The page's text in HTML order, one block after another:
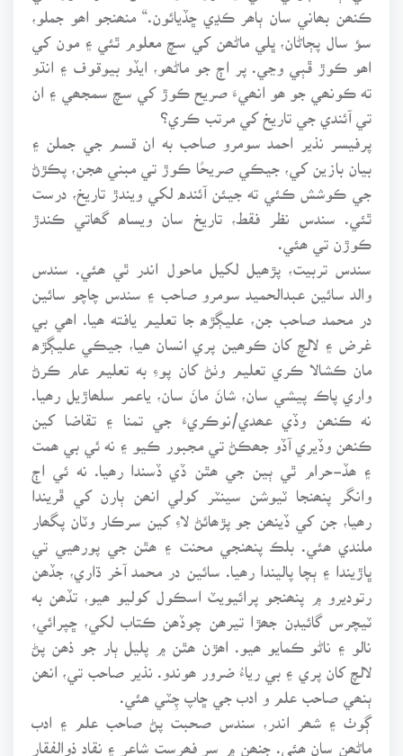
ڪنھن بھاني سان ٻاھر ڪڍي ڇڏيائون.“ منھنجو اھو جملو،
سؤ سال پڄاڻان، ڀلي ماڻھن کي سچ معلوم ٿئي ۽ مون کي
اھو ڪوڙ ڦٻي وڃي. پر اڄ جو ماڻھو، ايڏو بيوقوف ۽ انڌو
ته ڪونھي جو ھو انھيءَ صريح ڪوڙ کي سچ سمجھي ۽ ان
تي آئندي جي تاريخ کي مرتب ڪري؟
پرفيسر نذير احمد سومرو صاحب به ان قسم جي جملن ۽
بيان بازين کي، جيڪي صريحًا ڪوڙ تي مبني ھجن، پڪڙڻ
جي ڪوشش ڪئي ته جيئن آئنده لکي ويندڙ تاريخ، درست
ٿئي. سندس نظر فقط، تاريخ سان ويساھ گھاتي ڪندڙ
سندس تربيت، پڙھيل لکيل ماحول اندر ٿي ھئي. سندس
والد سائين عبدالحميد سومرو صاحب ۽ سندس چاچو سائين
در محمد صاحب جن، عليڳڙھ جا تعليم يافته ھيا. اھي بي
غرض ۽ لالچ کان ڪوھين پري انسان ھيا، جيڪي عليڳڙھ
مان ڪشالا ڪري تعليم وٺڻ کان پوءِ به تعليم عام ڪرڻ
واري پاڪ پيشي سان، شانَ مانَ سان، ياعمر سلھاڙيل رھيا.
نه ڪنھن وڏي عھدي/نوڪريءَ جي تمنا ۽ تقاضا کين
ڪنھن وڏيري آڏو جھڪڻ تي مجبور ڪيو ۽ نه ئي بي ھمت
۽ ھڏ-حرام ٿي ٻين جي ھٿن ڏي ڏسندا رھيا. نه ئي اڄ
وانگر پنھنجا ٽيوشن سينٽر کولي انھن ٻارن کي ڦريندا
رھيا، جن کي ڏينھن جو پڙھائڻ لاءِ کين سرڪار وٽان پگھار
ملندي ھئي. بلڪ پنھنجي محنت ۽ ھٿن جي پورھيي تي
ڀاڙيندا ۽ ٻچا پاليندا رھيا. سائين در محمد آخر ڌاري، جڏھن
رتوديرو ۾ پنھنجو پرائيويٽ اسڪول کوليو ھيو، تڏھن به
ٽيچرس گائيڊن جھڙا تيرھن چوڏھن ڪتاب لکي، ڇپرائي،
نالو ۽ ناڻو ڪمايو ھيو. اھڙن ھٿن ۾ پليل ٻار جو ذھن پڻ
لالچ کان پري ۽ بي رياءُ ضرور ھوندو. نذير صاحب تي، انھن
ٻنھي صاحب علم و ادب جي ڇاپ چِٽي ھئي.
ڳوٺ ۽ شھر اندر، سندس صحبت پڻ صاحب علم ۽ ادب
ماڻھن سان ھئي. جنھن ۾ سر فھرست شاعر ۽ نقاد ذوالفقار